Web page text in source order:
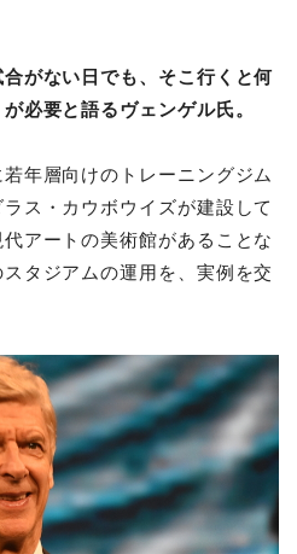
がない日でも、そこ行くと何
必要と語るヴェンゲル氏。
年層向けのトレーニングジム
ス・カウボウイズが建設して
アートの美術館があることな
タジアムの運用を、実例を交